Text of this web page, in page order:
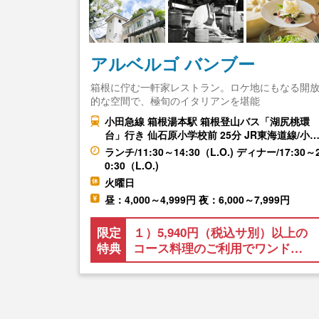
アルベルゴ バンブー
箱根に佇む一軒家レストラン。ロケ地にもなる開放
的な空間で、極旬のイタリアンを堪能
小田急線 箱根湯本駅 箱根登山バス「湖尻桃環
台」行き 仙石原小学校前 25分 JR東海道線/小…
ランチ/11:30～14:30（L.O.) ディナー/17:30～
0:30（L.O.)
火曜日
昼：4,000～4,999円 夜：6,000～7,999円
限定
特典
１）5,940円（税込サ別）以上の
コース料理のご利用でワンド…